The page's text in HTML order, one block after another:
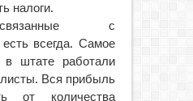
налоги.
с
всегда. Самое
в штате работали
Вся прибыль
от количества